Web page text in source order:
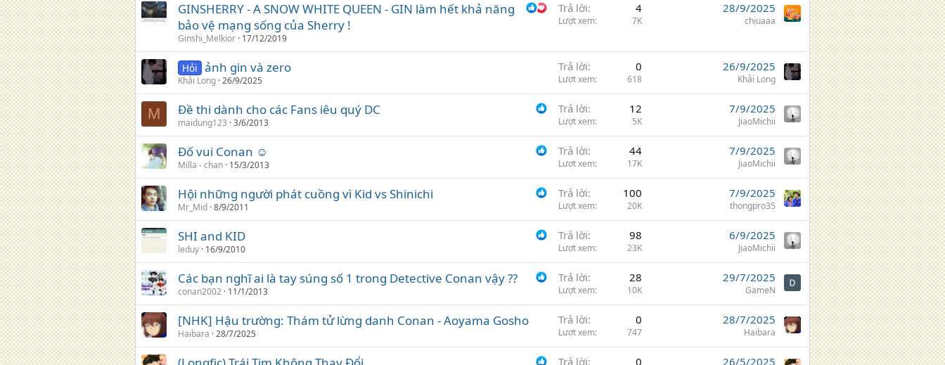
GINSHERRY - A SNOW WHITE QUEEN - GIN làm hết khả năng
bảo vệ mạng sống của Sherry !
Ginshi_Melkior 17/12/2019
Trả lời 4
Lượt xem 7K
28/9/2025
chịuaaa
Hỏi ảnh gin và zero
Khải Long 26/9/2025
Trả lời 0
Lượt xem 618
26/9/2025
Khải Long
M Đề thi dành cho các Fans iêu quý DC
maidung123 3/6/2013
Trả lời 12
Lượt xem 5K
7/9/2025
JiaoMichii
Đố vui Conan ☺
Milla - chan 15/3/2013
Trả lời 44
Lượt xem 17K
7/9/2025
JiaoMichii
Hội những người phát cuồng vì Kid vs Shinichi
Mr_Mid 8/9/2011
Trả lời 100
Lượt xem 20K
7/9/2025
thongpro35
SHI and KID
leduy 16/9/2010
Trả lời 98
Lượt xem 23K
6/9/2025
JiaoMichii
Các bạn nghĩ ai là tay súng số 1 trong Detective Conan vậy ??
conan2002 11/1/2013
Trả lời 28
Lượt xem 10K
29/7/2025
GameN
[NHK] Hậu trường: Thám tử lừng danh Conan - Aoyama Gosho
Haibara 28/7/2025
Trả lời 0
Lượt xem 747
28/7/2025
Haibara
Trả lời 0 26/5/2025